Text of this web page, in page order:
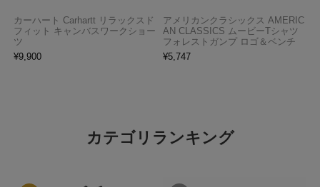
カーハート Carhartt リラックスド
フィット キャンバスワークショー
ツ
¥9,900
アメリカンクラシックス AMERIC
AN CLASSICS ムービーTシャツ
フォレストガンプ ロゴ＆ベンチ
¥5,747
カテゴリランキング